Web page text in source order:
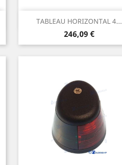
TABLEAU HORIZONTAL 4...
Prix
246,09 €
Aperçu rapide